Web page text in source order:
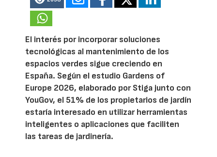
El interés por incorporar soluciones
tecnológicas al mantenimiento de los
espacios verdes sigue creciendo en
España. Según el estudio Gardens of
Europe 2026, elaborado por Stiga junto con
YouGov, el 51% de los propietarios de jardín
estaría interesado en utilizar herramientas
inteligentes o aplicaciones que faciliten
las tareas de jardinería.